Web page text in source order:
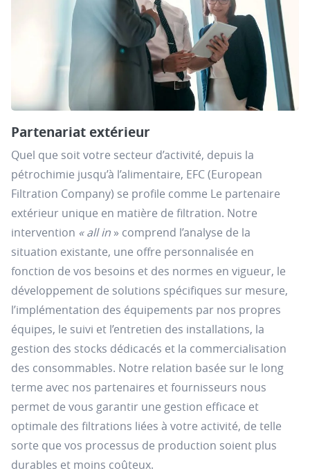
Partenariat extérieur
Quel que soit votre secteur d’activité, depuis la
pétrochimie jusqu’à l’alimentaire, EFC (European
Filtration Company) se profile comme Le partenaire
extérieur unique en matière de filtration. Notre
intervention « all in » comprend l’analyse de la
situation existante, une offre personnalisée en
fonction de vos besoins et des normes en vigueur, le
développement de solutions spécifiques sur mesure,
l’implémentation des équipements par nos propres
équipes, le suivi et l’entretien des installations, la
gestion des stocks dédicacés et la commercialisation
des consommables. Notre relation basée sur le long
terme avec nos partenaires et fournisseurs nous
permet de vous garantir une gestion efficace et
optimale des filtrations liées à votre activité, de telle
sorte que vos processus de production soient plus
durables et moins coûteux.